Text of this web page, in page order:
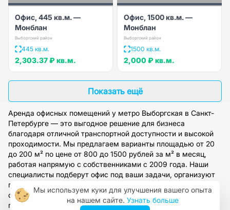
Офис, 445 кв.м. —
Монблан
Выборгский район
445 кв.м.
2,303.37 ₽ кв.м.
Офис, 1500 кв.м. —
Монблан
Выборгский район
1500 кв.м.
2,000 ₽ кв.м.
Показать ещё
Аренда офисных помещений у метро Выборгская в Санкт-
Петербурге — это выгодное решение для бизнеса
благодаря отличной транспортной доступности и высокой
проходимости. Мы предлагаем варианты площадью от 20
до 200 м² по цене от 800 до 1500 рублей за м² в месяц,
работая напрямую с собственниками с 2009 года. Наши
специалисты подберут офис под ваши задачи, организуют
просмотр и предоставят полное юридическое
сопровождение сделки. Оставьте заявку на сайте, чтобы
получить персональную консультацию и доступ к нашей
Мы используем куки для улучшения вашего опыта
на нашем сайте. Узнать больше